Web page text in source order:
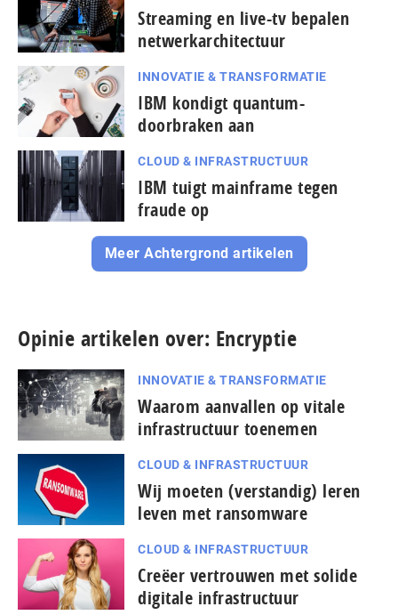
Streaming en live-tv bepalen
netwerkarchitectuur
INNOVATIE & TRANSFORMATIE
IBM kondigt quantum-
doorbraken aan
CLOUD & INFRASTRUCTUUR
IBM tuigt mainframe tegen
fraude op
Meer Achtergrond artikelen
Opinie artikelen over: Encryptie
INNOVATIE & TRANSFORMATIE
Waarom aanvallen op vitale
infrastructuur toenemen
CLOUD & INFRASTRUCTUUR
Wij moeten (verstandig) leren
leven met ransomware
CLOUD & INFRASTRUCTUUR
Creëer vertrouwen met solide
digitale infrastructuur